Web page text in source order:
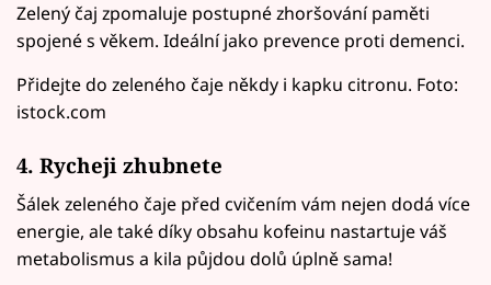
Zelený čaj zpomaluje postupné zhoršování paměti
spojené s věkem. Ideální jako prevence proti demenci.
Přidejte do zeleného čaje někdy i kapku citronu. Foto:
istock.com
4. Rycheji zhubnete
Šálek zeleného čaje před cvičením vám nejen dodá více
energie, ale také díky obsahu kofeinu nastartuje váš
metabolismus a kila půjdou dolů úplně sama!